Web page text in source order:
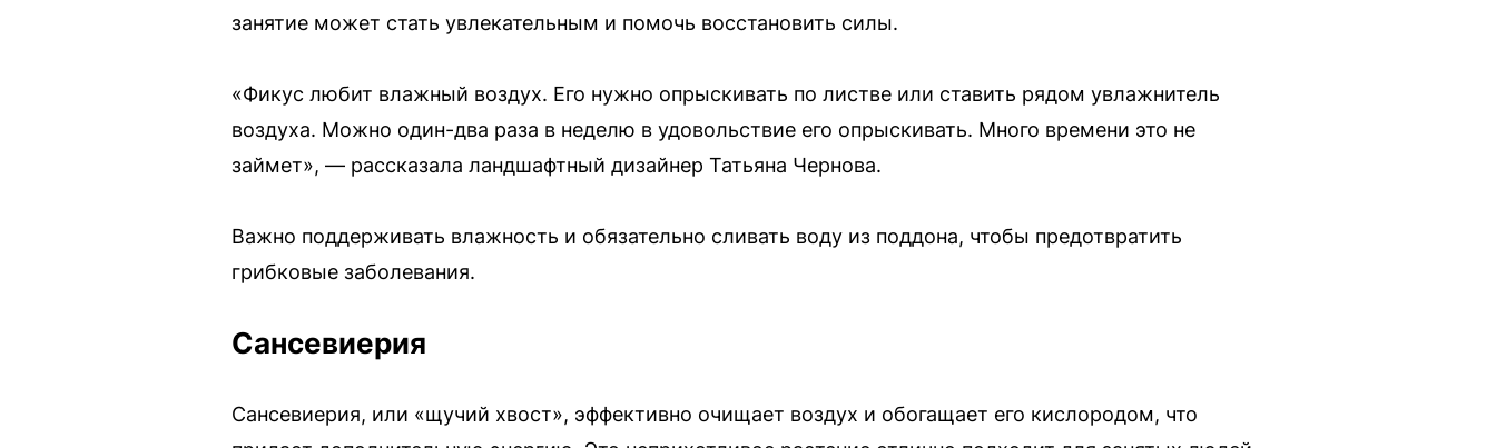
занятие может стать увлекательным и помочь восстановить силы.
«Фикус любит влажный воздух. Его нужно опрыскивать по листве или ставить рядом увлажнитель
воздуха. Можно один-два раза в неделю в удовольствие его опрыскивать. Много времени это не
займет», — рассказала ландшафтный дизайнер Татьяна Чернова.
Важно поддерживать влажность и обязательно сливать воду из поддона, чтобы предотвратить
грибковые заболевания.
Сансевиерия
Сансевиерия, или «щучий хвост», эффективно очищает воздух и обогащает его кислородом, что